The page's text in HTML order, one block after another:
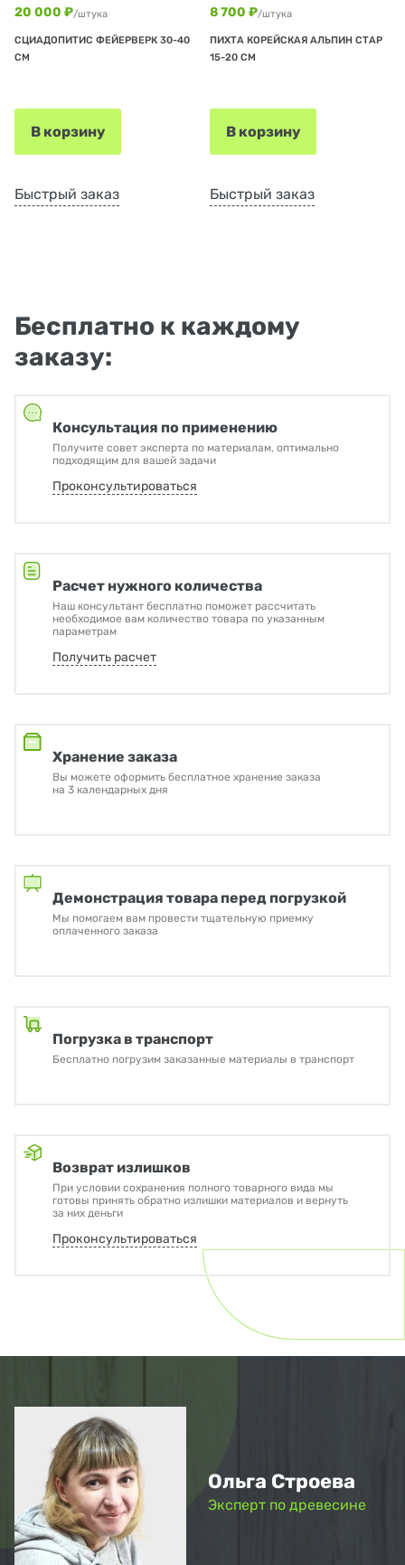
20 000 ₽/штука
СЦИАДОПИТИС ФЕЙЕРВЕРК 30-40
СМ
В корзину
Быстрый заказ
8 700 ₽/штука
ПИХТА КОРЕЙСКАЯ АЛЬПИН СТАР
15-20 СМ
В корзину
Быстрый заказ
Бесплатно к каждому
заказу:
Консультация по применению
Получите совет эксперта по материалам, оптимально
подходящим для вашей задачи
Проконсультироваться
Расчет нужного количества
Наш консультант бесплатно поможет рассчитать
необходимое вам количество товара по указанным
параметрам
Получить расчет
Хранение заказа
Вы можете оформить бесплатное хранение заказа
на 3 календарных дня
Демонстрация товара перед погрузкой
Мы помогаем вам провести тщательную приемку
оплаченного заказа
Погрузка в транспорт
Бесплатно погрузим заказанные материалы в транспорт
Возврат излишков
При условии сохранения полного товарного вида мы
готовы принять обратно излишки материалов и вернуть
за них деньги
Проконсультироваться
Ольга Строева
Эксперт по древесине